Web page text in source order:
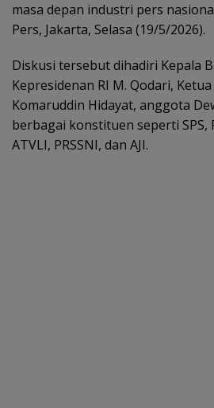
masa depan industri pers
Pers, Jakarta, Selasa (19/5/2026).
Diskusi tersebut dihadiri Kepala
Kepresidenan RI M. Qodari,
Komaruddin Hidayat, anggota
berbagai konstituen seperti SPS,
ATVLI, PRSSNI, dan AJI.